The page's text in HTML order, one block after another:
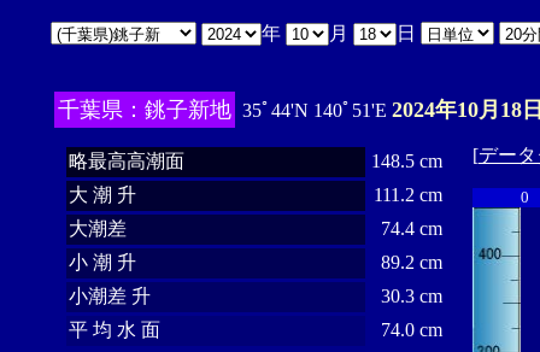
年 月 日
千葉県：銚子新地 35ﾟ44'N 140ﾟ51'E 2024年10月18
略最高高潮面
148.5 cm
大 潮 升
111.2 cm
大潮差
74.4 cm
小 潮 升
89.2 cm
小潮差 升
30.3 cm
平 均 水 面
74.0 cm
[デー
0